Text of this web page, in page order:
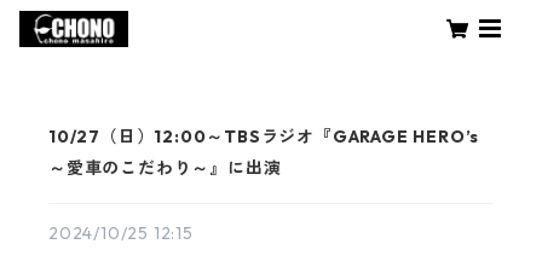
10/27（日）12:00～TBSラジオ『GARAGE HERO’s
～愛車のこだわり～』に出演
2024/10/25 12:15